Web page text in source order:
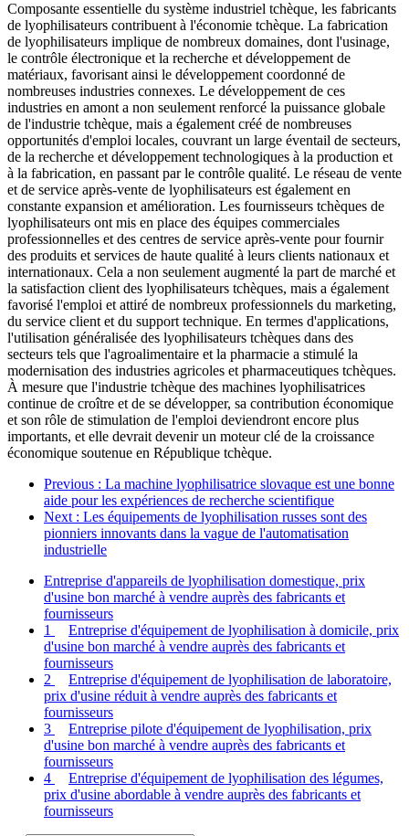
Composante essentielle du système industriel tchèque, les fabricants
de lyophilisateurs contribuent à l'économie tchèque. La fabrication
de lyophilisateurs implique de nombreux domaines, dont l'usinage,
le contrôle électronique et la recherche et développement de
matériaux, favorisant ainsi le développement coordonné de
nombreuses industries connexes. Le développement de ces
industries en amont a non seulement renforcé la puissance globale
de l'industrie tchèque, mais a également créé de nombreuses
opportunités d'emploi locales, couvrant un large éventail de secteurs,
de la recherche et développement technologiques à la production et
à la fabrication, en passant par le contrôle qualité. Le réseau de vente
et de service après-vente de lyophilisateurs est également en
constante expansion et amélioration. Les fournisseurs tchèques de
lyophilisateurs ont mis en place des équipes commerciales
professionnelles et des centres de service après-vente pour fournir
des produits et services de haute qualité à leurs clients nationaux et
internationaux. Cela a non seulement augmenté la part de marché et
la satisfaction client des lyophilisateurs tchèques, mais a également
favorisé l'emploi et attiré de nombreux professionnels du marketing,
du service client et du support technique. En termes d'applications,
l'utilisation généralisée des lyophilisateurs tchèques dans des
secteurs tels que l'agroalimentaire et la pharmacie a stimulé la
modernisation des industries agricoles et pharmaceutiques tchèques.
À mesure que l'industrie tchèque des machines lyophilisatrices
continue de croître et de se développer, sa contribution économique
et son rôle de stimulation de l'emploi deviendront encore plus
importants, et elle devrait devenir un moteur clé de la croissance
économique soutenue en République tchèque.
Previous : La machine lyophilisatrice slovaque est une bonne
aide pour les expériences de recherche scientifique
Next : Les équipements de lyophilisation russes sont des
pionniers innovants dans la vague de l'automatisation
industrielle
Entreprise d'appareils de lyophilisation domestique, prix
d'usine bon marché à vendre auprès des fabricants et
fournisseurs
1
Entreprise d'équipement de lyophilisation à domicile, prix
d'usine bon marché à vendre auprès des fabricants et
fournisseurs
2
Entreprise d'équipement de lyophilisation de laboratoire,
prix d'usine réduit à vendre auprès des fabricants et
fournisseurs
3
Entreprise pilote d'équipement de lyophilisation, prix
d'usine bon marché à vendre auprès des fabricants et
fournisseurs
4
Entreprise d'équipement de lyophilisation des légumes,
prix d'usine abordable à vendre auprès des fabricants et
fournisseurs